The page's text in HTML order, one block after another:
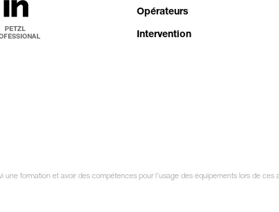
Opérateurs
Intervention
formation et avoir des compétences pour l’usage des équipements lors de